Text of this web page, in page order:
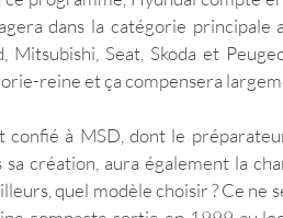
dans la catégorie
Mitsubishi, Seat, Skoda et
reine et ça compensera
confié à MSD, dont le
sa création, aura également la
quel modèle choisir ? Ce ne